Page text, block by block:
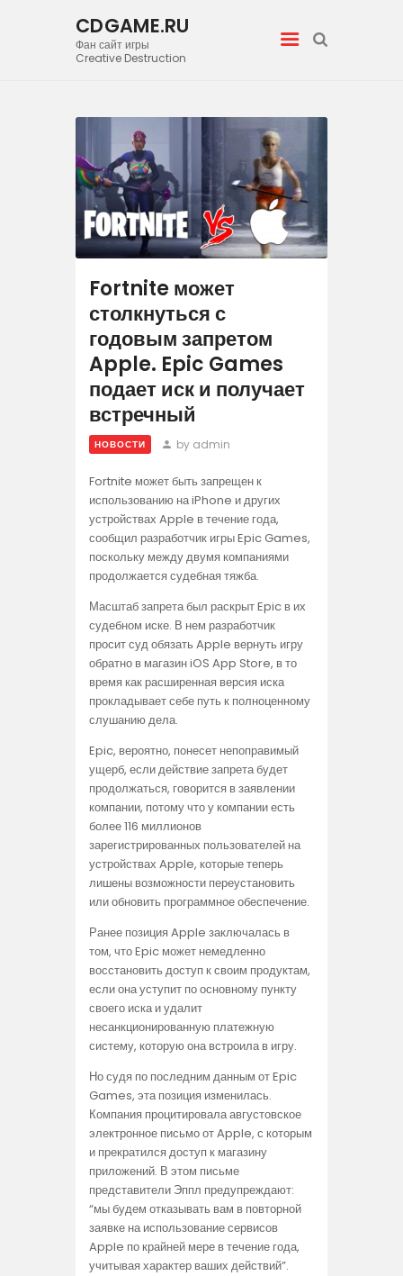
CDGAME.RU
Фан сайт игры
Creative DestructionCDGAME.RU
Home
Видео
Галерея
Новости
Статьи
Fortnite может
столкнуться с
годовым запретом
Apple. Epic Games
подает иск и получает
встречный
НОВОСТИ by admin
Fortnite может быть запрещен к
использованию на iPhone и других
устройствах Apple в течение года,
сообщил разработчик игры Epic Games,
поскольку между двумя компаниями
продолжается судебная тяжба.
Масштаб запрета был раскрыт Epic в их
судебном иске. В нем разработчик
просит суд обязать Apple вернуть игру
обратно в магазин iOS App Store, в то
время как расширенная версия иска
прокладывает себе путь к полноценному
слушанию дела.
Epic, вероятно, понесет непоправимый
ущерб, если действие запрета будет
продолжаться, говорится в заявлении
компании, потому что у компании есть
более 116 миллионов
зарегистрированных пользователей на
устройствах Apple, которые теперь
лишены возможности переустановить
или обновить программное обеспечение.
Ранее позиция Apple заключалась в
том, что Epic может немедленно
восстановить доступ к своим продуктам,
если она уступит по основному пункту
своего иска и удалит
несанкционированную платежную
систему, которую она встроила в игру.
Но судя по последним данным от Epic
Games, эта позиция изменилась.
Компания процитировала августовское
электронное письмо от Apple, с которым
и прекратился доступ к магазину
приложений. В этом письме
представители Эппл предупреждают:
“мы будем отказывать вам в повторной
заявке на использование сервисов
Apple по крайней мере в течение года,
учитывая характер ваших действий”.